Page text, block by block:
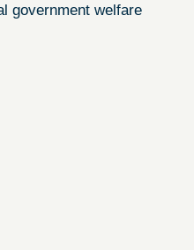
government welfare